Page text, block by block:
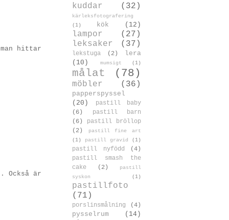
hittar
är
kuddar (32)
kärleksfotografering
(1)
kök (12)
lampor
(27)
leksaker
(37)
lekstuga (2)
lera
(10)
mumsigt (1)
målat (78)
möbler (36)
papperspyssel
(20)
pastill baby
(6)
pastill barn
(6)
pastill bröllop
(2)
pastill fine art
(1)
pastill gravid (1)
pastill nyfödd
(4)
pastill smash the
cake
(2)
pastill
syskon
(1)
pastillfoto
(71)
porslinsmålning (4)
pysselrum
(14)